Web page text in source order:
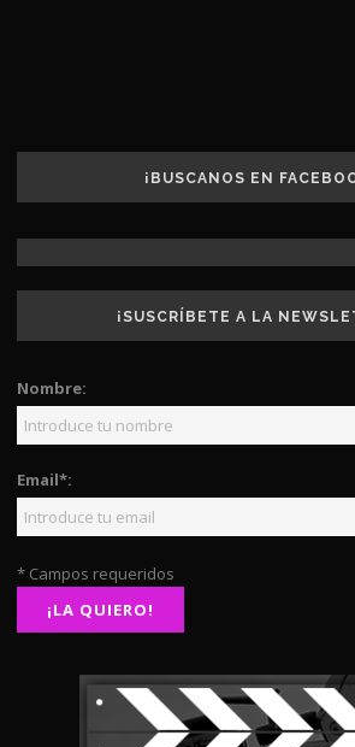
¡BUSCANOS EN
¡SUSCRÍBETE A LA
Nombre:
Email*:
* Campos requeridos